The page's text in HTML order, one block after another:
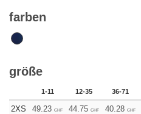
farben
größe
1-11 12-35 36-71
2XS 49.23 CHF 44.75 CHF 40.28 CHF